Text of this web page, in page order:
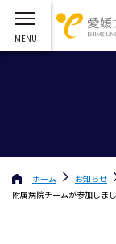
ホーム お知らせ
附属病院チームが参加しま